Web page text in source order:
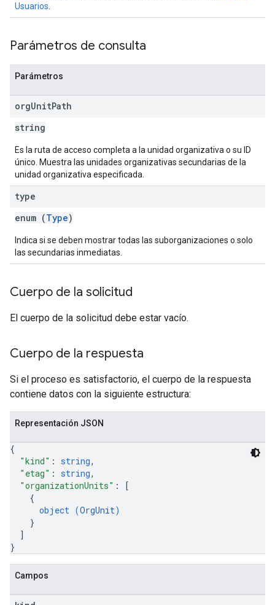
Usuarios
Parámetros de consulta
Parámetros
orgUnitPath
string
Es la ruta de acceso completa a la unidad organizativa o su ID
único. Muestra las unidades organizativas secundarias de la
unidad organizativa especificada.
type
enum (Type)
Indica si se deben mostrar todas las suborganizaciones o solo
las secundarias inmediatas.
Cuerpo de la solicitud
El cuerpo de la solicitud debe estar vacío.
Cuerpo de la respuesta
Si el proceso es satisfactorio, el cuerpo de la respuesta
contiene datos con la siguiente estructura:
Representación JSON
{
"kind" : string,
"etag" : string,
"organizationUnits" :
[
{
object (OrgUnit)
}
]
}
Campos